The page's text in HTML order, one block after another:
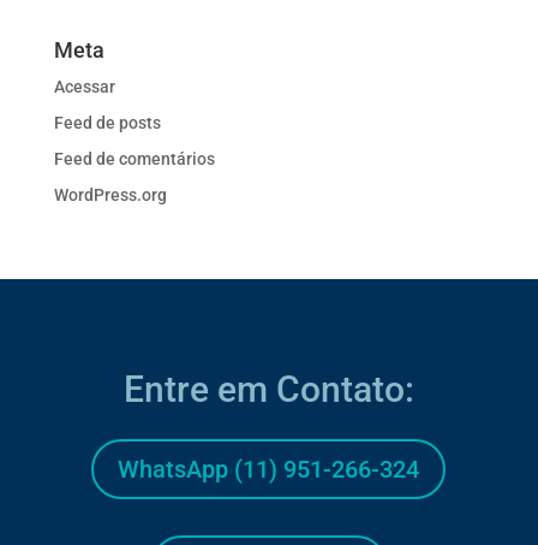
Meta
Acessar
Feed de posts
Feed de comentários
WordPress.org
Entre em Contato:
WhatsApp (11) 951-266-324